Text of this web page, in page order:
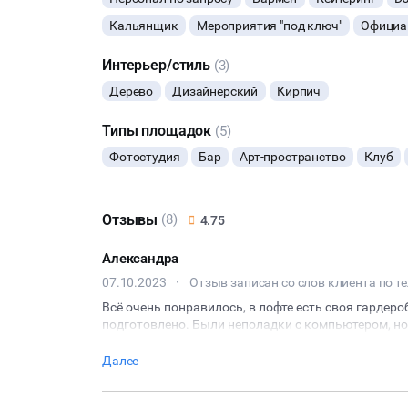
Для тренингов и мастер классов действует
• Онлайн-караоке (нужен Ваш ноутбук) +
• Посуда: 50р - любой предмет
Мы можем заказать для вас фуршет с холодными
Дополнительно можно заказать услуги:
• диджея (2000р/час)
• бармена (2000р/час)
Оплата бронирования возвращается при отмене
Кальянщик
Мероприятия "под ключ"
Интерьер/стиль (3)
Дерево Дизайнерский Кирпич
Типы площадок (5)
Фотостудия Бар Арт-пространство Клуб
Отзывы (8) 4.75
Александра
07.10.2023 ·
Отзыв записан со слов клиента по
Всё очень понравилось, в лофте есть своя
подготовлено. Были неполадки с компьютером,
Далее